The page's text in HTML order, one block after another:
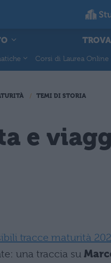
Corsi di Laurea Online
TEMI DI STORIA
e
tracce maturità
una traccia su